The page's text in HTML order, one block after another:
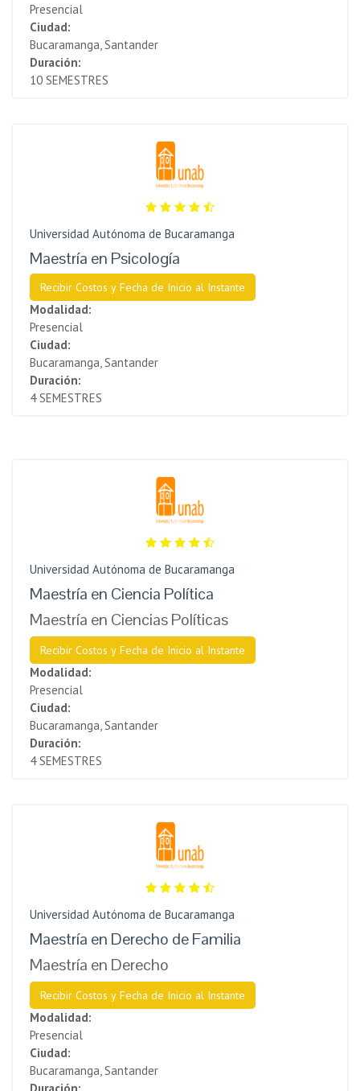
Presencial
Ciudad:
Bucaramanga, Santander
Duración:
10 SEMESTRES
Universidad Autónoma de Bucaramanga
Maestría en Psicología
Recibir Costos y Fecha de Inicio al Instante
Modalidad:
Presencial
Ciudad:
Bucaramanga, Santander
Duración:
4 SEMESTRES
Universidad Autónoma de Bucaramanga
Maestría en Ciencia Política
Maestría en Ciencias Políticas
Recibir Costos y Fecha de Inicio al Instante
Modalidad:
Presencial
Ciudad:
Bucaramanga, Santander
Duración:
4 SEMESTRES
Universidad Autónoma de Bucaramanga
Maestría en Derecho de Familia
Maestría en Derecho
Recibir Costos y Fecha de Inicio al Instante
Modalidad:
Presencial
Ciudad:
Bucaramanga, Santander